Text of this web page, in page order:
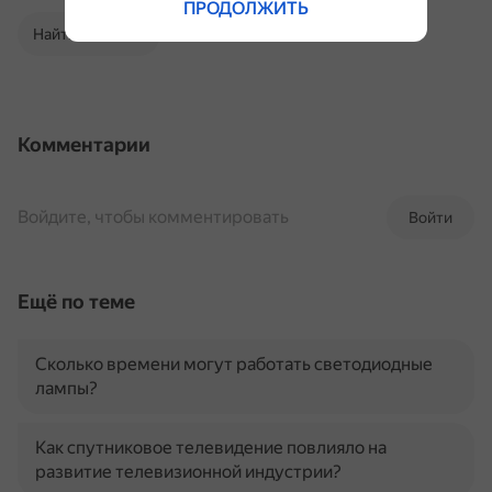
Найти в Поиске
Комментарии
Войти
Войдите, чтобы комментировать
Ещё по теме
Сколько времени могут работать светодиодные
лампы?
Как спутниковое телевидение повлияло на
развитие телевизионной индустрии?
ПРОДОЛЖИТЬ